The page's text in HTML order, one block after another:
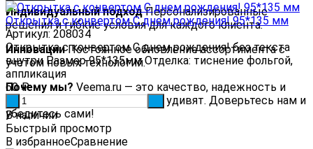
Индивидуальный подходПерсонализированные
решения и гибкие условия для каждого клиента.
ИнновацииПостоянное обновление ассортимента с
учетом новых технологий.
Почему мы? Veema.ru — это качество, надежность и
сервис, которые вас приятно удивят. Доверьтесь нам и
убедитесь сами!
Открытка с конвертом С днем рождения! 95*135 мм
Артикул: 208034
Открытка с конвертом С днем рождения! без текста
внутри Размер 95*135мм Отделка: тиснение фольгой,
аппликация
60₽
В наличии
Быстрый просмотр
В избранноеСравнение